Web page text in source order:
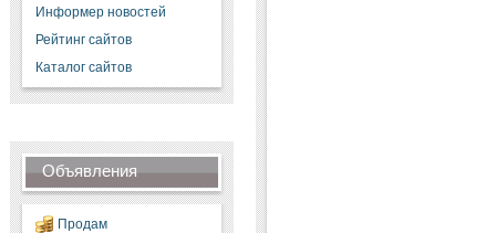
Информер новостей
Рейтинг сайтов
Каталог сайтов
Объявления
Продам